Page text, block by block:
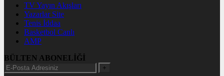
TV Yayın Akışları
Yazarlar Site
Tenis İddaa
Basketbol Canlı
AMP
BÜLTEN ABONELİĞİ
+